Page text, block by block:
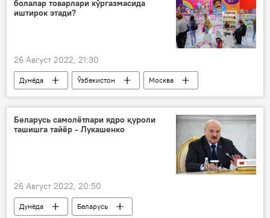
болалар товарлари кўргазмасида
иштирок этади?
26 Август 2022, 21:30
Дунёда Ўзбекистон
Москва
кўргазма
Беларусь самолётлари ядро қуроли
ташишга тайёр - Лукашенко
26 Август 2022, 20:50
Дунёда
Беларусь